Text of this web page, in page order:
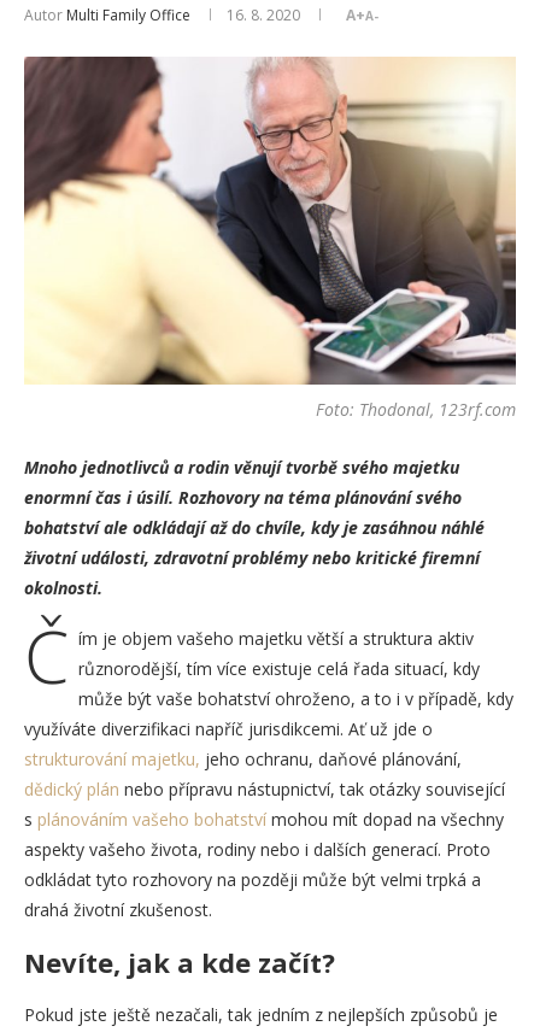
Autor Multi Family Office 16. 8. 2020 A+A-
Foto: Thodonal, 123rf.com
Mnoho jednotlivců a rodin věnují tvorbě svého majetku
enormní čas i úsilí. Rozhovory na téma plánování svého
bohatství ale odkládají až do chvíle, kdy je zasáhnou náhlé
životní události, zdravotní problémy nebo kritické firemní
okolnosti.
Č ím je objem vašeho majetku větší a struktura aktiv
různorodější, tím více existuje celá řada situací, kdy
může být vaše bohatství ohroženo, a to i v případě, kdy
využíváte diverzifikaci napříč jurisdikcemi. Ať už jde o
strukturování majetku, jeho ochranu, daňové plánování,
dědický plán nebo přípravu nástupnictví, tak otázky související
s plánováním vašeho bohatství mohou mít dopad na všechny
aspekty vašeho života, rodiny nebo i dalších generací. Proto
odkládat tyto rozhovory na později může být velmi trpká a
drahá životní zkušenost.
Nevíte, jak a kde začít?
Pokud jste ještě nezačali, tak jedním z nejlepších způsobů je